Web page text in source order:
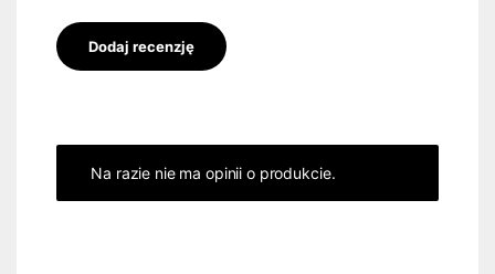
Na razie nie ma opinii o produkcie.